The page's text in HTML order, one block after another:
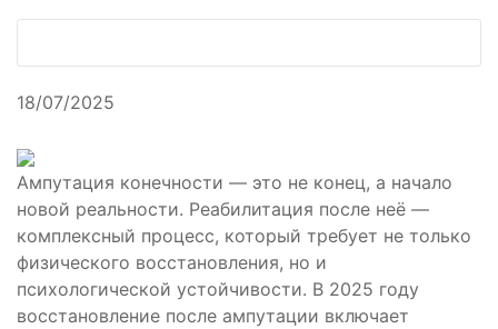
18/07/2025
Ампутация конечности — это не конец, а начало
новой реальности. Реабилитация после неё —
комплексный процесс, который требует не только
физического восстановления, но и
психологической устойчивости. В 2025 году
восстановление после ампутации включает